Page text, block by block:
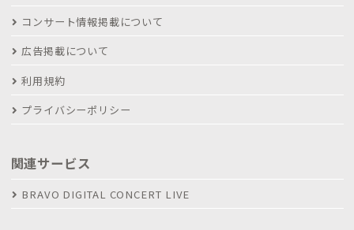
コンサート情報掲載について
広告掲載について
利用規約
プライバシーポリシー
関連サービス
BRAVO DIGITAL CONCERT LIVE